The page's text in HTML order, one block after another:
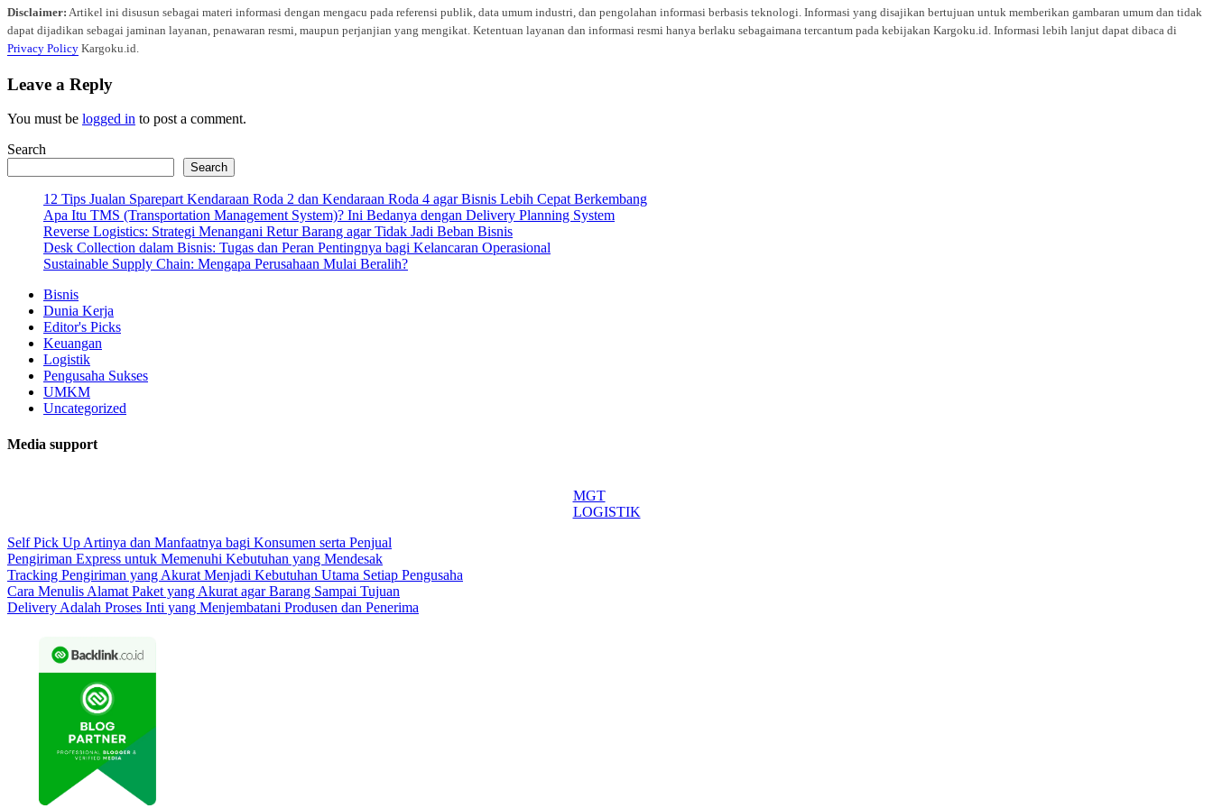
Disclaimer: Artikel ini disusun sebagai materi informasi dengan mengacu pada referensi publik, data umum industri, dan pengolahan informasi berbasis teknologi. Informasi yang disajikan bertujuan untuk memberikan gambaran umum dan tidak
dapat dijadikan sebagai jaminan layanan, penawaran resmi, maupun perjanjian yang mengikat. Ketentuan layanan dan informasi resmi hanya berlaku sebagaimana tercantum pada kebijakan Kargoku.id. Informasi lebih lanjut dapat dibaca di
Privacy Policy Kargoku.id.
Leave a Reply
You must be logged in to post a comment.
Search
Search
12 Tips Jualan Sparepart Kendaraan Roda 2 dan Kendaraan Roda 4 agar Bisnis Lebih Cepat Berkembang
Apa Itu TMS (Transportation Management System)? Ini Bedanya dengan Delivery Planning System
Reverse Logistics: Strategi Menangani Retur Barang agar Tidak Jadi Beban Bisnis
Desk Collection dalam Bisnis: Tugas dan Peran Pentingnya bagi Kelancaran Operasional
Sustainable Supply Chain: Mengapa Perusahaan Mulai Beralih?
Bisnis
Dunia Kerja
Editor's Picks
Keuangan
Logistik
Pengusaha Sukses
UMKM
Uncategorized
Media support
MGT
LOGISTIK
Self Pick Up Artinya dan Manfaatnya bagi Konsumen serta Penjual
Pengiriman Express untuk Memenuhi Kebutuhan yang Mendesak
Tracking Pengiriman yang Akurat Menjadi Kebutuhan Utama Setiap Pengusaha
Cara Menulis Alamat Paket yang Akurat agar Barang Sampai Tujuan
Delivery Adalah Proses Inti yang Menjembatani Produsen dan Penerima